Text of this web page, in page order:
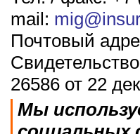
mail:
Почтовый
26586 от 22
Мы